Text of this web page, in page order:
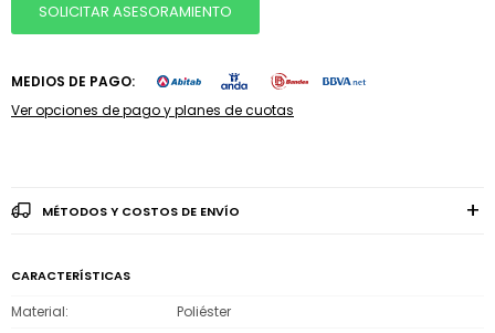
SOLICITAR ASESORAMIENTO
MEDIOS DE PAGO:
Ver opciones de pago y planes de cuotas
MÉTODOS Y COSTOS DE ENVÍO
CARACTERÍSTICAS
Material
Poliéster